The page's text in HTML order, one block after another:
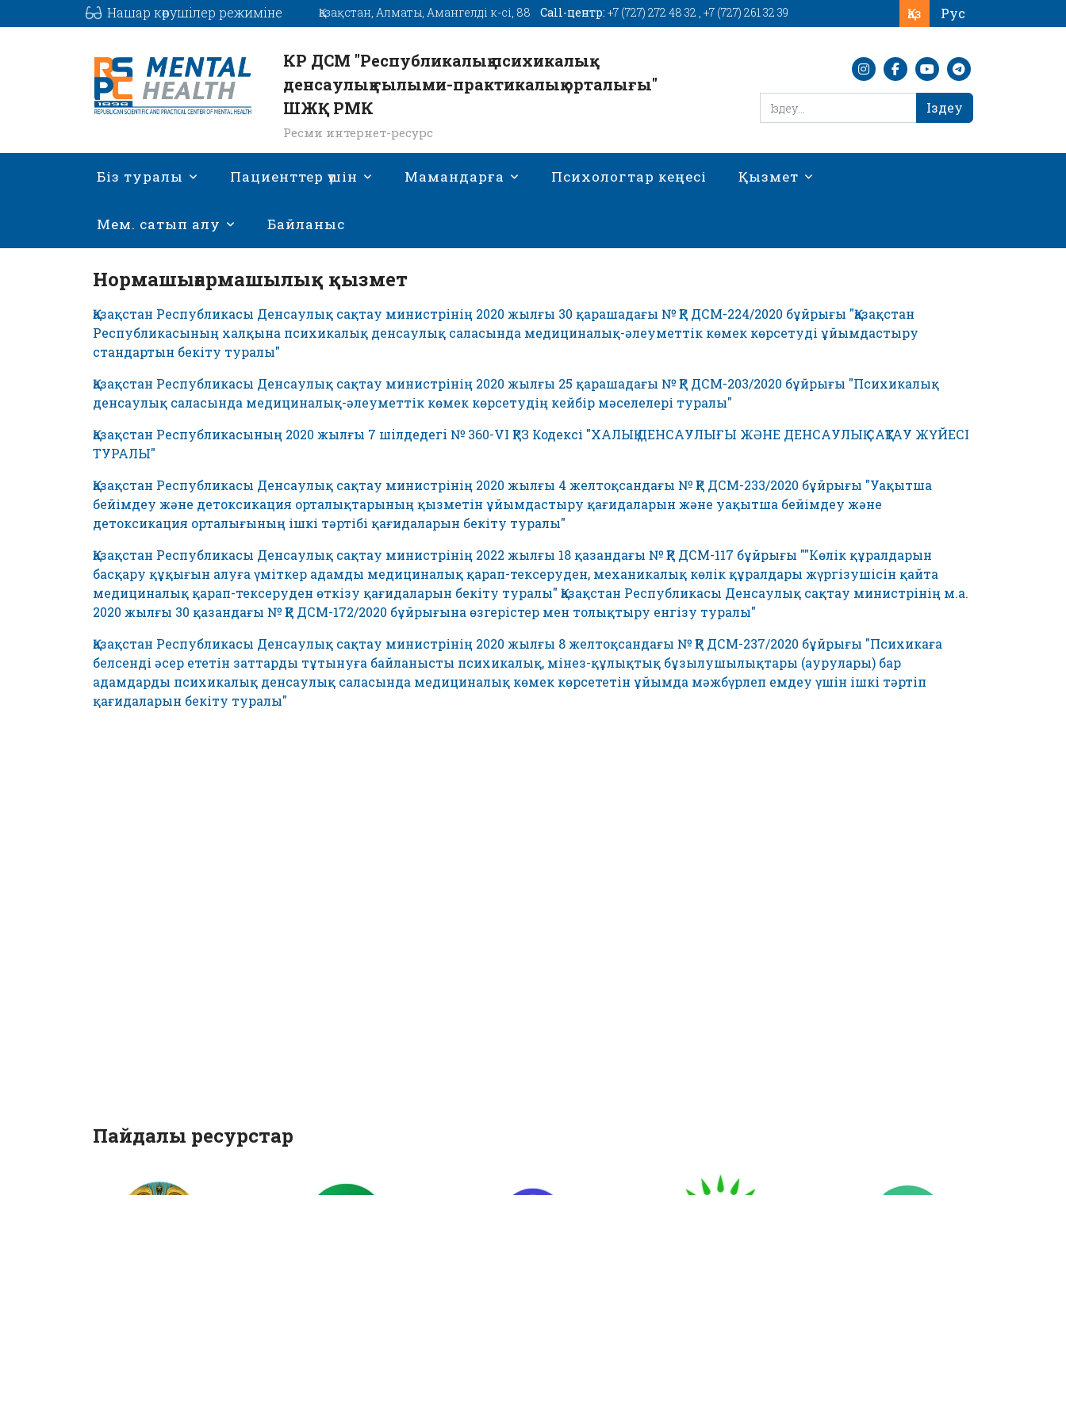
Нашар көрушілер режиміне Қазақстан, Алматы, Амангелді к-сі, 88 Call-центр: +7 (727) 272 48 32 , +7 (727) 261 32 39 Тіліңізді таңдаңыз
Қаз Рус
КР ДСМ "Республикалық психикалық
денсаулық ғылыми-практикалық орталығы"
ШЖҚ РМК
Ресми интернет-ресурс
Іздеу Іздеу
Біз туралы Пациенттер үшін Мамандарға Психологтар кеңесі Қызмет
Мем. сатып алу Байланыс
Нормашығармашылық қызмет
Қазақстан Республикасы Денсаулық сақтау министрінің 2020 жылғы 30 қарашадағы № ҚР ДСМ-224/2020 бұйрығы "Қазақстан
Республикасының халқына психикалық денсаулық саласында медициналық-әлеуметтік көмек көрсетуді ұйымдастыру
стандартын бекіту туралы"
Қазақстан Республикасы Денсаулық сақтау министрінің 2020 жылғы 25 қарашадағы № ҚР ДСМ-203/2020 бұйрығы "Психикалық
денсаулық саласында медициналық-әлеуметтік көмек көрсетудің кейбір мәселелері туралы"
Қазақстан Республикасының 2020 жылғы 7 шiлдедегi № 360-VI ҚРЗ Кодексі "ХАЛЫҚ ДЕНСАУЛЫҒЫ ЖӘНЕ ДЕНСАУЛЫҚ САҚТАУ ЖҮЙЕСІ
ТУРАЛЫ"
Қазақстан Республикасы Денсаулық сақтау министрінің 2020 жылғы 4 желтоқсандағы № ҚР ДСМ-233/2020 бұйрығы "Уақытша
бейімдеу және детоксикация орталықтарының қызметін ұйымдастыру қағидаларын және уақытша бейімдеу және
детоксикация орталығының ішкі тәртібі қағидаларын бекіту туралы"
Қазақстан Республикасы Денсаулық сақтау министрінің 2022 жылғы 18 қазандағы № ҚР ДСМ-117 бұйрығы ""Көлік құралдарын
басқару құқығын алуға үміткер адамды медициналық қарап-тексеруден, механикалық көлік құралдары жүргізушісін қайта
медициналық қарап-тексеруден өткізу қағидаларын бекіту туралы" Қазақстан Республикасы Денсаулық сақтау министрінің м.а.
2020 жылғы 30 қазандағы № ҚР ДСМ-172/2020 бұйрығына өзгерістер мен толықтыру енгізу туралы"
Қазақстан Республикасы Денсаулық сақтау министрінің 2020 жылғы 8 желтоқсандағы № ҚР ДСМ-237/2020 бұйрығы "Психикаға
белсенді әсер ететін заттарды тұтынуға байланысты психикалық, мінез-құлықтық бұзылушылықтары (аурулары) бар
адамдарды психикалық денсаулық саласында медициналық көмек көрсететін ұйымда мәжбүрлеп емдеу үшін ішкі тәртіп
қағидаларын бекіту туралы"
Пайдалы ресурстар